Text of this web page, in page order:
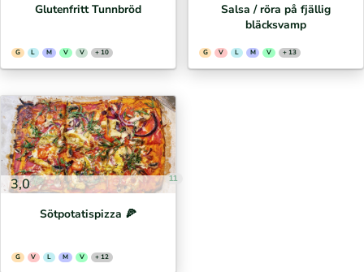
Glutenfritt Tunnbröd
G L M V V + 10
Salsa / röra på fjällig
bläcksvamp
G V L M V + 13
3,0 11
Sötpotatispizza 🍕⁣
G V L M V + 12